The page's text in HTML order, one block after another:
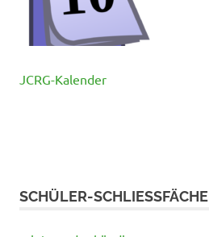
JCRG-Kalender
SCHÜLER-SCHLIESSFÄCHER